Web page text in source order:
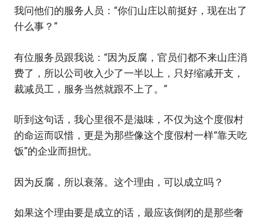
我问他们的服务人员：“你们山庄以前挺好，现在出了
什么事？”
有位服务员跟我说：“因为反腐，官员们都不来山庄消
费了，所以公司收入少了一半以上，只好缩减开支，
裁减员工，服务当然就跟不上了。”
听到这句话，我心里很不是滋味，不仅为这个度假村
的命运而叹惜，更是为那些像这个度假村一样“靠天吃
饭”的企业而担忧。
因为反腐，所以衰落。这个理由，可以成立吗？
如果这个理由要是成立的话，最应该倒闭的是那些奢